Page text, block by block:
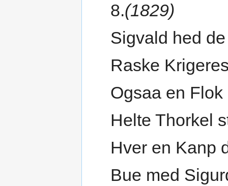
8.(1829)
Sigvald hed
Raske
Ogsaa en
Helte Thorkel
Hver en Kanp
Bue med